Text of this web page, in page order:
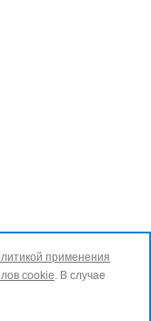
применения
cookie. В случае